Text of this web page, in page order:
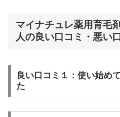
マイナチュレ薬用育毛
人の良い口コミ・悪い
良い口コミ１：使い始め
た